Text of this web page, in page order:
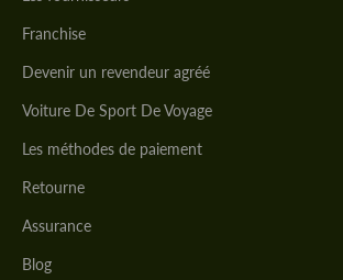
Franchise
Devenir un revendeur agréé
Voiture De Sport De Voyage
Les méthodes de paiement
Retourne
Assurance
Blog